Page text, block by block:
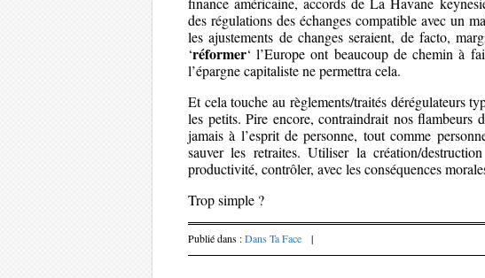
des régulations des échanges compatible avec un
les ajustements de changes seraient, de facto,
‘réformer‘ l’Europe ont beaucoup de chemin à
l’épargne capitaliste ne permettra cela.
Et cela touche au règlements/traités
les petits. Pire encore, contraindrait nos
jamais à l’esprit de personne, tout comme
sauver les retraites. Utiliser la création/
productivité, contrôler, avec les conséquences
Trop simple ?
Publié dans :Dans Ta Face |